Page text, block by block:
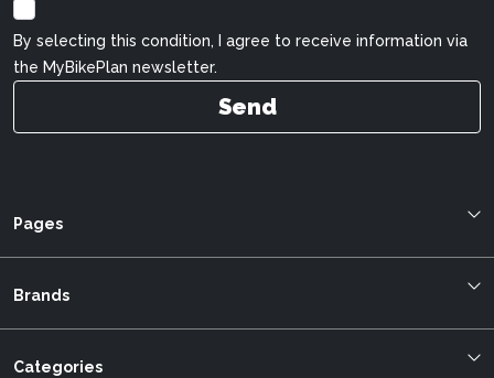
By selecting this condition, I agree to receive information via
the MyBikePlan newsletter.
Send
Pages
About us
Swissbilling
Brands
Bergstrom
Categories